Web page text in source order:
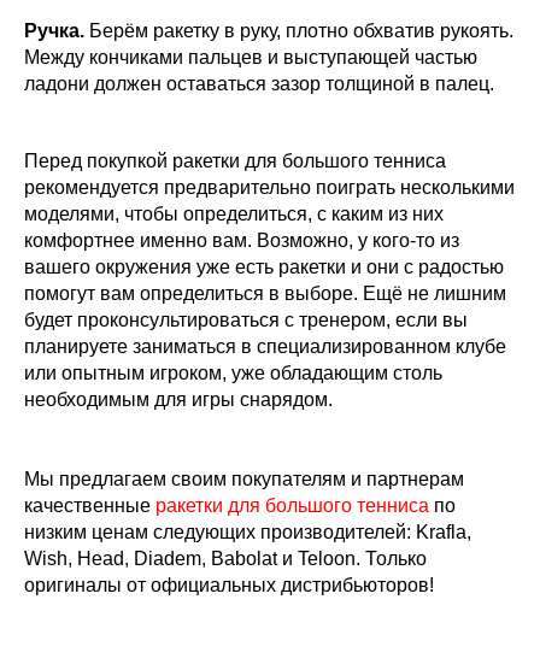
Ручка. Берём ракетку в руку, плотно обхватив рукоять.
Между кончиками пальцев и выступающей частью
ладони должен оставаться зазор толщиной в палец.
Перед покупкой ракетки для большого тенниса
рекомендуется предварительно поиграть несколькими
моделями, чтобы определиться, с каким из них
комфортнее именно вам. Возможно, у кого-то из
вашего окружения уже есть ракетки и они с радостью
помогут вам определиться в выборе. Ещё не лишним
будет проконсультироваться с тренером, если вы
планируете заниматься в специализированном клубе
или опытным игроком, уже обладающим столь
необходимым для игры снарядом.
Мы предлагаем своим покупателям и партнерам
качественные ракетки для большого тенниса по
низким ценам следующих производителей: Krafla,
Wish, Head, Diadem, Babolat и Teloon. Только
оригиналы от официальных дистрибьюторов!